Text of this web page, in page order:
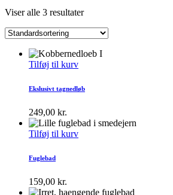
Viser alle 3 resultater
Tilføj til kurv
Ekslusivt tagnedløb
249,00 kr.
Tilføj til kurv
Fuglebad
159,00 kr.